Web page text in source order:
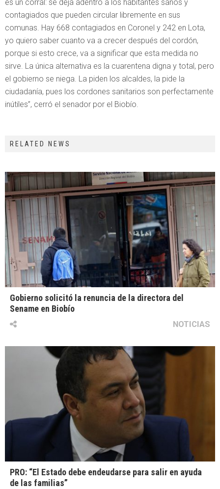
es un corral: se deja adentro a los habitantes sanos y
contagiados que pueden circular libremente en sus
comunas. Hay 668 contagiados en Coronel y 242 en Lota,
yo quiero saber cuanto va a crecer después del cordón,
porque si esto crece, va a significar que esta medida no
sirve. La única alternativa es la cuarentena digna y total, pero
el gobierno se niega. La piden los alcaldes, la pide la
ciudadanía, pues los cordones sanitarios son perfectamente
inútiles”, cerró el senador por el Biobío.
RELATED NEWS
Gobierno solicitó la renuncia de la directora del
Sename en Biobío
NOTICIAS
PRO: “El Estado debe endeudarse para salir en ayuda
de las familias”